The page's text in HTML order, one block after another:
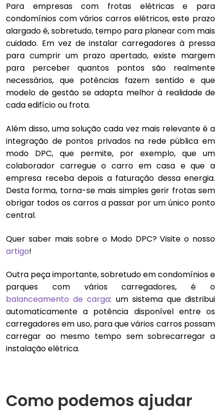
Para empresas com frotas elétricas e para
condomínios com vários carros elétricos, este prazo
alargado é, sobretudo, tempo para planear com mais
cuidado. Em vez de instalar carregadores à pressa
para cumprir um prazo apertado, existe margem
para perceber quantos pontos são realmente
necessários, que potências fazem sentido e que
modelo de gestão se adapta melhor à realidade de
cada edifício ou frota.
Além disso, uma solução cada vez mais relevante é a
integração de pontos privados na rede pública em
modo DPC, que permite, por exemplo, que um
colaborador carregue o carro em casa e que a
empresa receba depois a faturação dessa energia.
Desta forma, torna-se mais simples gerir frotas sem
obrigar todos os carros a passar por um único ponto
central.
Quer saber mais sobre o Modo DPC? Visite o nosso
artigo!
Outra peça importante, sobretudo em condomínios e
parques com vários carregadores, é o
balanceamento de carga: um sistema que distribui
automaticamente a potência disponível entre os
carregadores em uso, para que vários carros possam
carregar ao mesmo tempo sem sobrecarregar a
instalação elétrica.
Como podemos ajudar